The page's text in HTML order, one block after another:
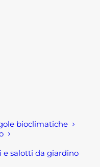
bioclimatiche
salotti da giardino
IN